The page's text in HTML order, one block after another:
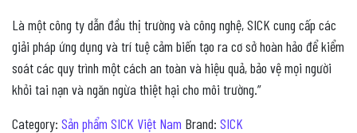
Là một công ty dẫn đầu thị trường và công nghệ, SICK cung cấp các
giải pháp ứng dụng và trí tuệ cảm biến tạo ra cơ sở hoàn hảo để kiểm
soát các quy trình một cách an toàn và hiệu quả, bảo vệ mọi người
khỏi tai nạn và ngăn ngừa thiệt hại cho môi trường.”
Category: Sản phẩm SICK Việt Nam Brand: SICK